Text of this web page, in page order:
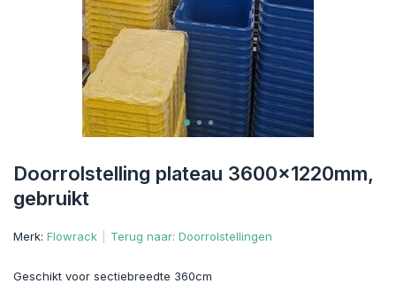
Doorrolstelling plateau 3600x1220mm,
gebruikt
Merk: Flowrack Terug naar: Doorrolstellingen
Geschikt voor sectiebreedte 360cm